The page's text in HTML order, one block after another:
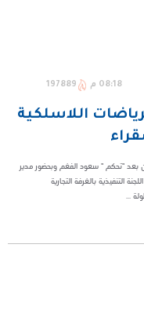
08:18 م 197889
اللاسلكية
بعد "تحكم " سعود الفغم وبحضور مدير
التنفيذية بالغرفة التجارية
...